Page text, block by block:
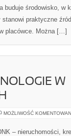
buduje środowisko, w
praktyczne
placówce. Można […]
W
MOŻLIWOŚĆ
– nieruchomości,